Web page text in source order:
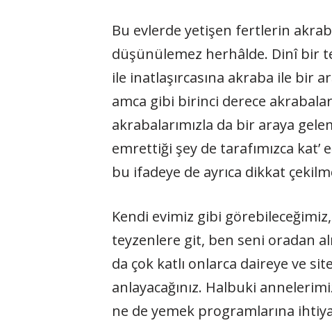
Bu evlerde yetişen fertlerin
düşünülemez herhâlde. Dinî bir
ile inatlaşırcasına akraba ile bir
amca gibi birinci derece
akrabalarımızla da bir araya
emrettiği şey de tarafımızca kat’
bu ifadeye de ayrıca dikkat
Kendi evimiz gibi
teyzenlere git, ben seni oradan
da çok katlı onlarca daireye ve
anlayacağınız. Halbuki
ne de yemek programlarına